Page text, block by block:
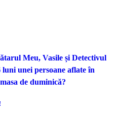
Meu, Vasile și Detectivul
unei persoane aflate în
de duminică?